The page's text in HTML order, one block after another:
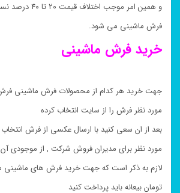
و همین امر موجب
فرش ماشینی می شود.
خرید فرش ماشینی
جهت خرید هر کدام از محصولات فرش ماشینی
مورد نظر فرش را از سایت انتخاب کرده
بعد از ان سعی کنید با ارسال عکسی از فرش
مورد نظر برای مدیران فروش شرکت , از موجودی
تومان بیعانه باید پرداخت کنید